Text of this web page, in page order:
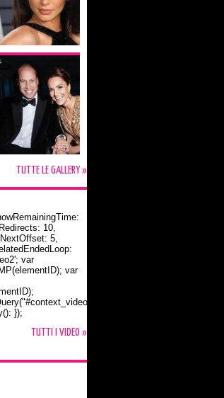
TUTTE LE GALLERY »
a Flynn
10,
5,
var
var
});
TUTTI I VIDEO »